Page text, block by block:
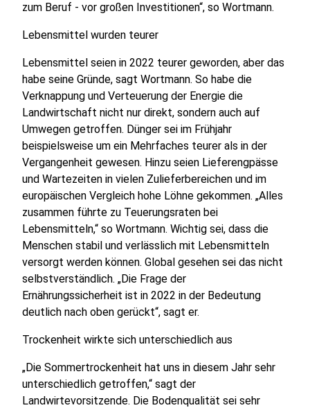
zum Beruf - vor großen Investitionen“, so Wortmann.
Lebensmittel wurden teurer
Lebensmittel seien in 2022 teurer geworden, aber das
habe seine Gründe, sagt Wortmann. So habe die
Verknappung und Verteuerung der Energie die
Landwirtschaft nicht nur direkt, sondern auch auf
Umwegen getroffen. Dünger sei im Frühjahr
beispielsweise um ein Mehrfaches teurer als in der
Vergangenheit gewesen. Hinzu seien Lieferengpässe
und Wartezeiten in vielen Zulieferbereichen und im
europäischen Vergleich hohe Löhne gekommen. „Alles
zusammen führte zu Teuerungsraten bei
Lebensmitteln,“ so Wortmann. Wichtig sei, dass die
Menschen stabil und verlässlich mit Lebensmitteln
versorgt werden können. Global gesehen sei das nicht
selbstverständlich. „Die Frage der
Ernährungssicherheit ist in 2022 in der Bedeutung
deutlich nach oben gerückt“, sagt er.
Trockenheit wirkte sich unterschiedlich aus
„Die Sommertrockenheit hat uns in diesem Jahr sehr
unterschiedlich getroffen,“ sagt der
Landwirtevorsitzende. Die Bodenqualität sei sehr